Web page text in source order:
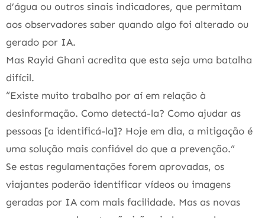
d’água ou outros sinais indicadores, que permitam
aos observadores saber quando algo foi alterado ou
gerado por IA.
Mas Rayid Ghani acredita que esta seja uma batalha
difícil.
“Existe muito trabalho por aí em relação à
desinformação. Como detectá-la? Como ajudar as
pessoas [a identificá-la]? Hoje em dia, a mitigação é
uma solução mais confiável do que a prevenção.”
Se estas regulamentações forem aprovadas, os
viajantes poderão identificar vídeos ou imagens
geradas por IA com mais facilidade. Mas as novas